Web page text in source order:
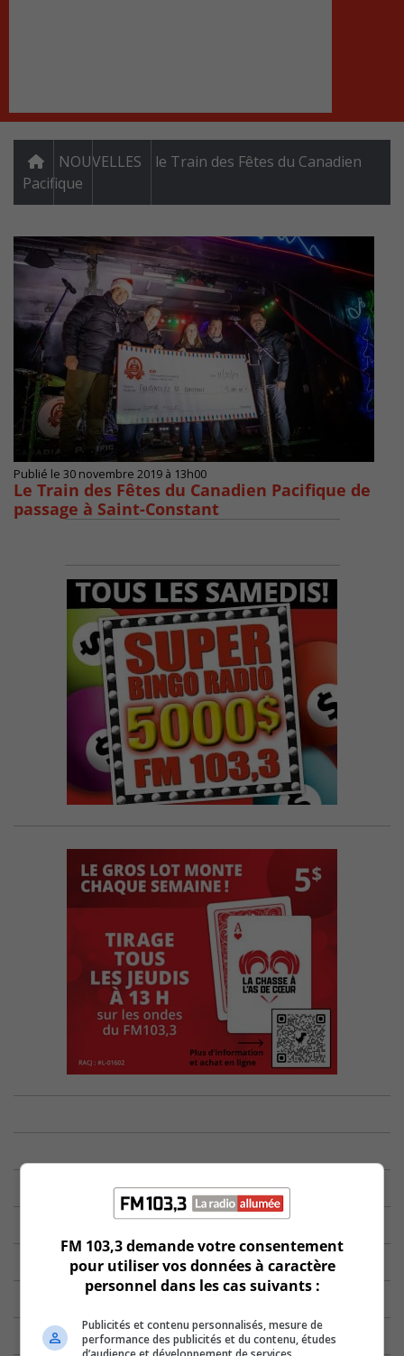
NOUVELLES
le Train des Fêtes du Canadien
Pacifique
Publié le 30 novembre 2019 à 13h00
Le Train des Fêtes du Canadien Pacifique de
passage à Saint-Constant
FM 103,3 demande votre consentement
pour utiliser vos données à caractère
personnel dans les cas suivants :
Publicités et contenu personnalisés, mesure de
performance des publicités et du contenu, études